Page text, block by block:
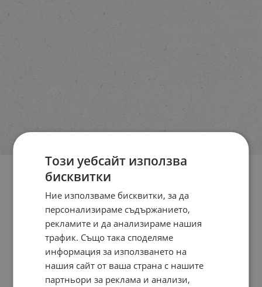
Този уебсайт използва
бисквитки
Ние използваме бисквитки, за да
персонализираме съдържанието,
рекламите и да анализираме нашия
трафик. Също така споделяме
информация за използването на
нашия сайт от ваша страна с нашите
партньори за реклама и анализи,